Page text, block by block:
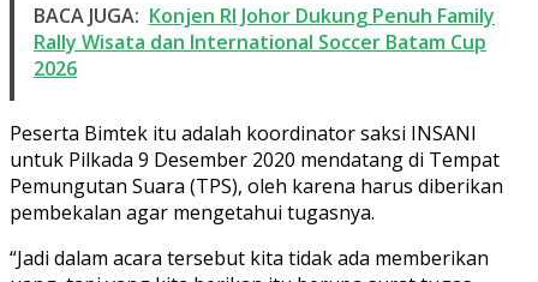
BACA JUGA: Konjen RI Johor Dukung Penuh Family
Rally Wisata dan International Soccer Batam Cup
2026
Peserta Bimtek itu adalah koordinator saksi INSANI
untuk Pilkada 9 Desember 2020 mendatang di Tempat
Pemungutan Suara (TPS), oleh karena harus diberikan
pembekalan agar mengetahui tugasnya.
“Jadi dalam acara tersebut kita tidak ada memberikan